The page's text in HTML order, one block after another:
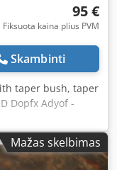
95 €
Fiksuota kaina plius PVM
Skambinti
taper bush, taper
Dopfx Adyof -
SPB 236x4
mm SKF taper
1x pulley
Weight: 13.9 kg
Mažas skelbimas